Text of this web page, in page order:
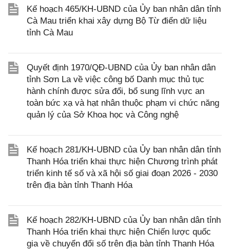
Kế hoạch 465/KH-UBND của Ủy ban nhân dân tỉnh
Cà Mau triển khai xây dựng Bộ Từ điển dữ liệu
tỉnh Cà Mau
Quyết định 1970/QĐ-UBND của Ủy ban nhân dân
tỉnh Sơn La về việc công bố Danh mục thủ tục
hành chính được sửa đổi, bổ sung lĩnh vực an
toàn bức xạ và hạt nhân thuộc phạm vi chức năng
quản lý của Sở Khoa học và Công nghệ
Kế hoạch 281/KH-UBND của Ủy ban nhân dân tỉnh
Thanh Hóa triển khai thực hiện Chương trình phát
triển kinh tế số và xã hội số giai đoạn 2026 - 2030
trên địa bàn tỉnh Thanh Hóa
Kế hoạch 282/KH-UBND của Ủy ban nhân dân tỉnh
Thanh Hóa triển khai thực hiện Chiến lược quốc
gia về chuyển đổi số trên địa bàn tỉnh Thanh Hóa